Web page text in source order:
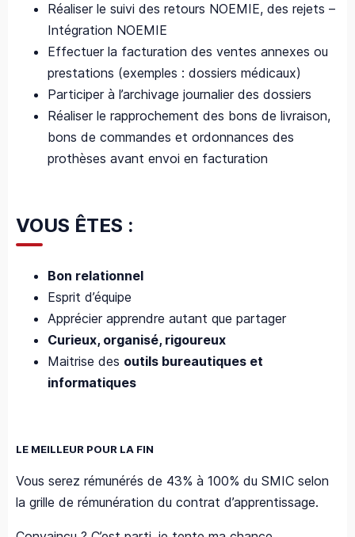
Réaliser le suivi des retours NOEMIE, des rejets –
Intégration NOEMIE
Effectuer la facturation des ventes annexes ou
prestations (exemples : dossiers médicaux)
Participer à l’archivage journalier des dossiers
Réaliser le rapprochement des bons de livraison,
bons de commandes et ordonnances des
prothèses avant envoi en facturation
VOUS ÊTES :
Bon relationnel
Esprit d’équipe
Apprécier apprendre autant que partager
Curieux, organisé, rigoureux
Maitrise des outils bureautiques et
informatiques
LE MEILLEUR POUR LA FIN
Vous serez rémunérés de 43% à 100% du SMIC selon
la grille de rémunération du contrat d’apprentissage.